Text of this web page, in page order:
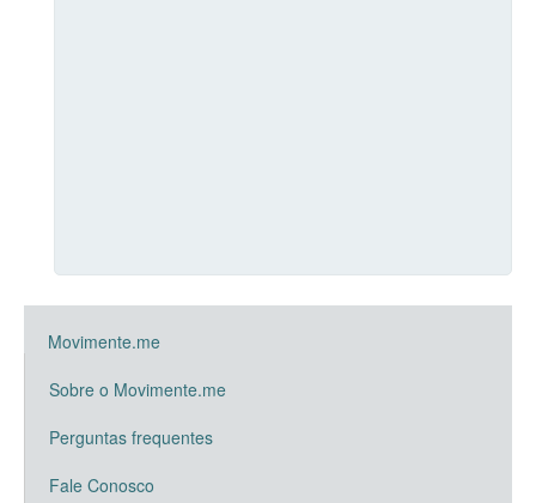
Movimente.me
Sobre o Movimente.me
Perguntas frequentes
Fale Conosco